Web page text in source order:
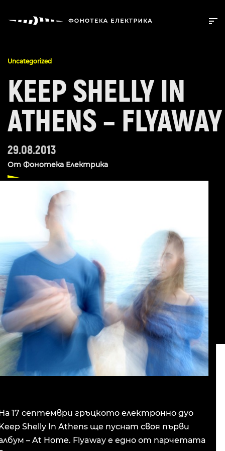
Uncategorized
KEEP SHELLY IN
ATHENS – FLYAWAY
29.08.2013
От Фонотека Електрика
17 септември гръцкото електронно дуо
Shelly In Athens ще пуснат своя първи
– At Home. Flyaway е едно от парчетата